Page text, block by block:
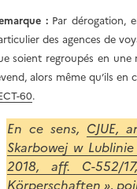
:Par dérogation,
des agences de
soient regroupés en une
alors même qu’ils
60.
En ce sens, CJUE,
Skarbowej w
2018, aff. C-552/
Körperschaften »,